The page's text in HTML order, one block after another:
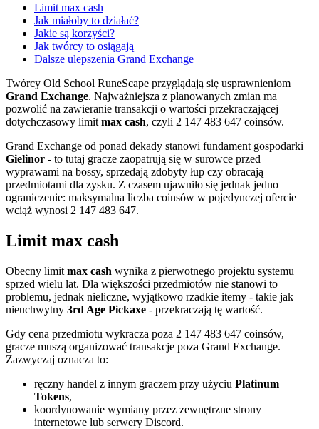
Limit max cash
Jak miałoby to działać?
Jakie są korzyści?
Jak twórcy to osiągają
Dalsze ulepszenia Grand Exchange
Twórcy Old School RuneScape przyglądają się usprawnieniom
Grand Exchange. Najważniejsza z planowanych zmian ma
pozwolić na zawieranie transakcji o wartości przekraczającej
dotychczasowy limit max cash, czyli 2 147 483 647 coinsów.
Grand Exchange od ponad dekady stanowi fundament gospodarki
Gielinor - to tutaj gracze zaopatrują się w surowce przed
wyprawami na bossy, sprzedają zdobyty łup czy obracają
przedmiotami dla zysku. Z czasem ujawniło się jednak jedno
ograniczenie: maksymalna liczba coinsów w pojedynczej ofercie
wciąż wynosi 2 147 483 647.
Limit max cash
Obecny limit max cash wynika z pierwotnego projektu systemu
sprzed wielu lat. Dla większości przedmiotów nie stanowi to
problemu, jednak nieliczne, wyjątkowo rzadkie itemy - takie jak
nieuchwytny 3rd Age Pickaxe - przekraczają tę wartość.
Gdy cena przedmiotu wykracza poza 2 147 483 647 coinsów,
gracze muszą organizować transakcje poza Grand Exchange.
Zazwyczaj oznacza to:
ręczny handel z innym graczem przy użyciu Platinum
Tokens,
koordynowanie wymiany przez zewnętrzne strony
internetowe lub serwery Discord.